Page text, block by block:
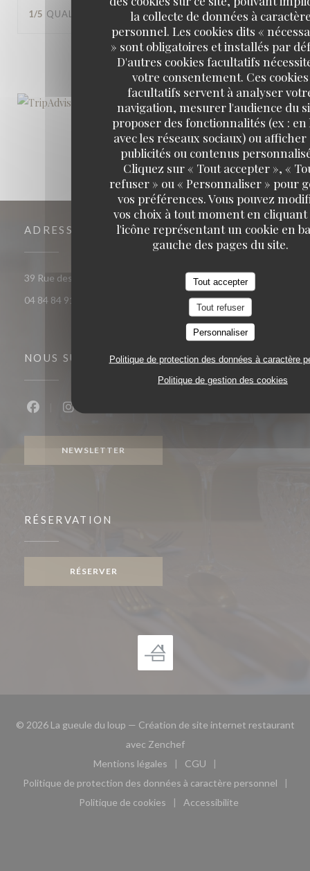
la collecte de données à
personnel. Les cookies dits «
» sont obligatoires et installés par
D'autres cookies facultatifs
votre consentement. Ces cookies
facultatifs servent à analyser
navigation, mesurer l'audience du
proposer des fonctionnalités (ex : en
avec les réseaux sociaux) ou afficher
publicités ou contenus
Cliquez sur « Tout accepter », «
refuser » ou « Personnaliser » pour
vos préférences. Vous pouvez
vos choix à tout moment en
l'icône représentant un cookie en
gauche des pages du site.
Tout accepter
Tout refuser
Personnaliser
Politique de protection des données à caractère
Politique de gestion des cookies
1/5 QUALITÉ / PRIX 2/5
1 3
ADRESSE
39 Rue des Arènes 13200 Arles
((ouvre une nouvelle fenêtre))
04 84 84 91 70
NOUS SUIVRE
NEWSLETTER
RÉSERVATION
RÉSERVER
© 2026 La gueule du loup — Création de site internet restaurant
avec Zenchef((ouvre une nouvelle
Mentions légales
((ouvre une nouvelle fenêtre))
CGU
((ouvre une nouvelle
Politique de protection des données à caractère personnel
((ouvre une nouvelle fenêtre))
Politique de cookies
((ouvre une nouvelle fenêtre))
Accessibilite